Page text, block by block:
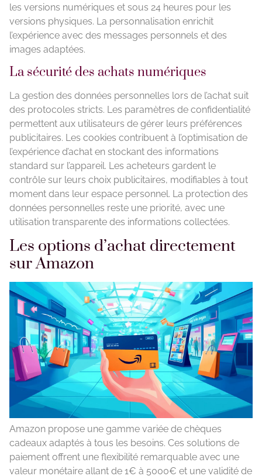
les versions numériques et sous 24 heures pour les
versions physiques. La personnalisation enrichit
l’expérience avec des messages personnels et des
images adaptées.
La sécurité des achats numériques
La gestion des données personnelles lors de l’achat suit
des protocoles stricts. Les paramètres de confidentialité
permettent aux utilisateurs de gérer leurs préférences
publicitaires. Les cookies contribuent à l’optimisation de
l’expérience d’achat en stockant des informations
standard sur l’appareil. Les acheteurs gardent le
contrôle sur leurs choix publicitaires, modifiables à tout
moment dans leur espace personnel. La protection des
données personnelles reste une priorité, avec une
utilisation transparente des informations collectées.
Les options d’achat directement
sur Amazon
Amazon propose une gamme variée de chèques
cadeaux adaptés à tous les besoins. Ces solutions de
paiement offrent une flexibilité remarquable avec une
valeur monétaire allant de 1€ à 5000€ et une validité de